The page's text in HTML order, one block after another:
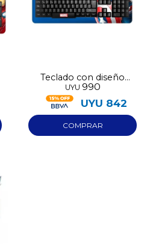
Teclado con diseño
Capitán América
UYU 990
UYU 842